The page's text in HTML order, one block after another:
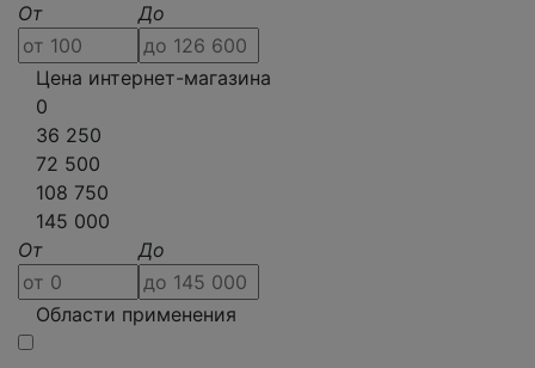
От
До
Цена интернет-магазина
0
36 250
72 500
108 750
145 000
От
До
Области применения